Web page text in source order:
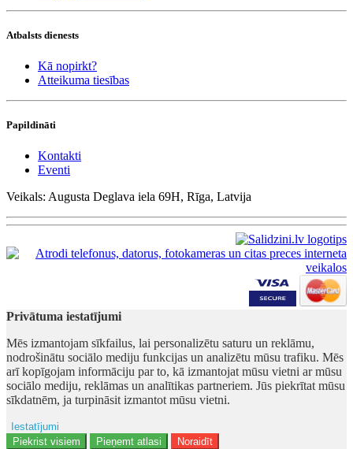
Atbalsts dienests
Kā nopirkt?
Atteikuma tiesības
Papildināti
Kontakti
Eventi
Veikals: Augusta Deglava iela 69H, Rīga, Latvija
Privātuma iestatījumi
Mēs izmantojam sīkfailus, lai personalizētu saturu un reklāmu,
nodrošinātu sociālo mediju funkcijas un analizētu mūsu trafiku. Mēs
arī kopīgojam informāciju par to, kā izmantojat mūsu vietni ar mūsu
sociālo mediju, reklāmas un analītikas partneriem. Jūs piekrītat mūsu
sīkdatnēm, ja turpināsit izmantot mūsu vietni.
Iestatījumi
Ad storage
Piekrist visiem Pieņemt atlasi Noraidīt